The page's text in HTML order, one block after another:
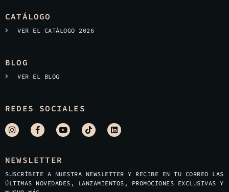
CATÁLOGO
VER EL CATÁLOGO 2026
BLOG
VER EL BLOG
REDES SOCIALES
NEWSLETTER
SUSCRÍBETE A NUESTRA NEWSLETTER Y RECIBE EN TU CORREO LAS
ÚLTIMAS NOVEDADES, LANZAMIENTOS, PROMOCIONES EXCLUSIVAS Y